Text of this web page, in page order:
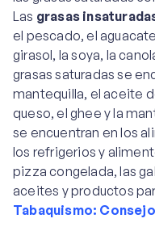
Las grasas
el pescado, el
girasol, la soya, la
grasas saturadas se
mantequilla, el aceite
queso, el ghee y la
se encuentran en los
los refrigerios y
pizza congelada, las
aceites y productos
Tabaquismo: